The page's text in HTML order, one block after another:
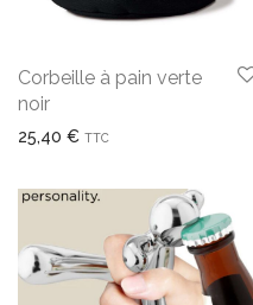
Corbeille à pain verte
noir
25,40 € TTC